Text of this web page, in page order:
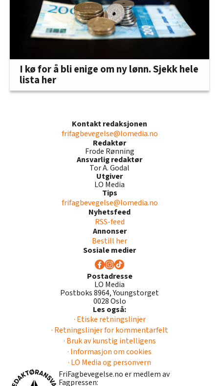
I kø for å bli enige om ny lønn. Sjekk hele
lista her
Kontakt redaksjonen
frifagbevegelse@lomedia.no
Redaktør
Frode Rønning
Ansvarlig redaktør
Tor A. Godal
Utgiver
LO Media
Tips
frifagbevegelse@lomedia.no
Nyhetsfeed
RSS-feed
Annonser
Bestill her
Sosiale medier
Postadresse
LO Media
Postboks 8964, Youngstorget
0028 Oslo
Les også:
· Etiske retningslinjer
· Retningslinjer for kommentarfelt
· Bruk av kunstig intelligens
· Informasjon om cookies
· LO Media og personvern
FriFagbevegelse.no er medlem av
Fagpressen: